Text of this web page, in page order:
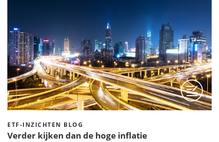
ETF-INZICHTEN BLOG
Verder kijken dan de hoge inflatie